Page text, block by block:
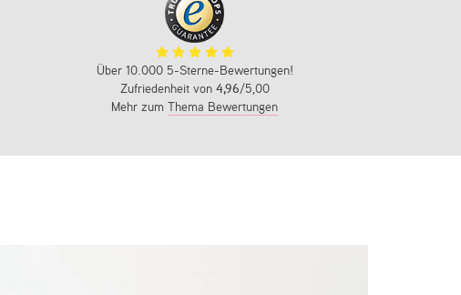
Über 10.000 5-Sterne-Bewertungen!
Zufriedenheit von 4,96/5,00
Mehr zumThema Bewertungen